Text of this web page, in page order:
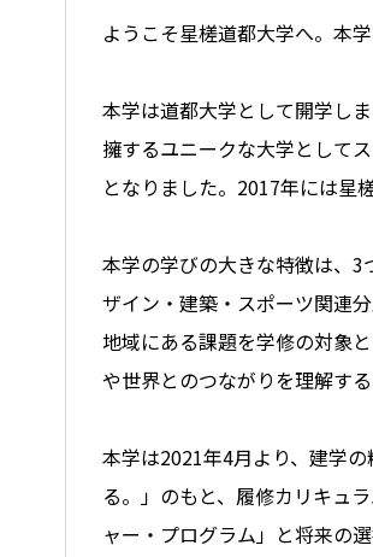
ようこそ星槎道都大学へ。本
本学は道都大学として開学し
擁するユニークな大学として
となりました。2017年には星
本学の学びの大きな特徴は、
ザイン・建築・スポーツ関連
地域にある課題を学修の対象
や世界とのつながりを理解す
本学は2021年4月より、建学
る。」のもと、履修カリキュ
ャー・プログラム」と将来の